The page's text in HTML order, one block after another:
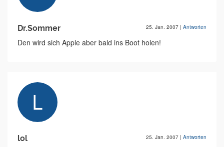
Dr.Sommer 25. Jan. 2007 | Antworten
Den wird sich Apple aber bald ins Boot holen!
lol 25. Jan. 2007 | Antworten